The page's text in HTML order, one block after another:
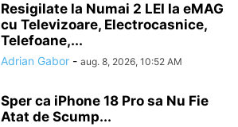
Resigilate la Numai 2 LEI la eMAG
cu Televizoare, Electrocasnice,
Telefoane,...
Adrian Gabor - aug. 8, 2026, 10:52 AM
Sper ca iPhone 18 Pro sa Nu Fie
Atat de Scump...